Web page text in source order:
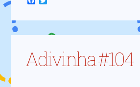
Adivinha #104